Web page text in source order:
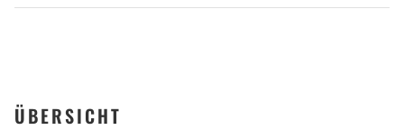
ÜBERSICHT